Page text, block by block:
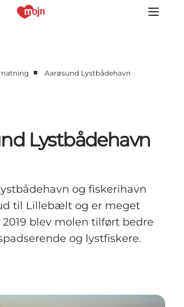
■ Aarøsund Lystbådehavn
Lystbådehavn
og fiskerihavn
til Lillebælt og er meget
blev molen tilført bedre
og lystfiskere.